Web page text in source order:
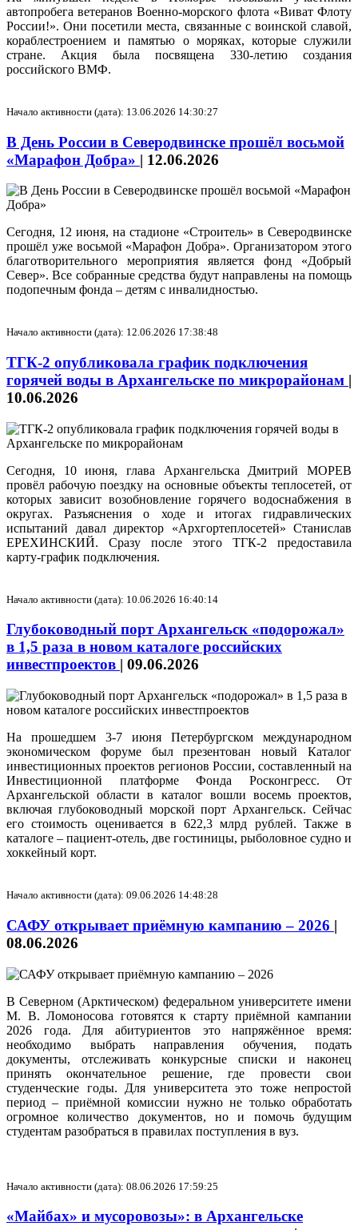
автопробега ветеранов Военно-морского флота «Виват Флоту
России!». Они посетили места, связанные с воинской славой,
кораблестроением и памятью о моряках, которые служили
стране. Акция была посвящена 330-летию создания
российского ВМФ.
Начало активности (дата): 13.06.2026 14:30:27
В День России в Северодвинске прошёл восьмой
«Марафон Добра» | 12.06.2026
Сегодня, 12 июня, на стадионе «Строитель» в Северодвинске
прошёл уже восьмой «Марафон Добра». Организатором этого
благотворительного мероприятия является фонд «Добрый
Север». Все собранные средства будут направлены на помощь
подопечным фонда – детям с инвалидностью.
Начало активности (дата): 12.06.2026 17:38:48
ТГК-2 опубликовала график подключения
горячей воды в Архангельске по микрорайонам |
10.06.2026
Сегодня, 10 июня, глава Архангельска Дмитрий МОРЕВ
провёл рабочую поездку на основные объекты теплосетей, от
которых зависит возобновление горячего водоснабжения в
округах. Разъяснения о ходе и итогах гидравлических
испытаний давал директор «Архгортеплосетей» Станислав
ЕРЕХИНСКИЙ. Сразу после этого ТГК-2 предоставила
карту-график подключения.
Начало активности (дата): 10.06.2026 16:40:14
Глубоководный порт Архангельск «подорожал»
в 1,5 раза в новом каталоге российских
инвестпроектов | 09.06.2026
На прошедшем 3-7 июня Петербургском международном
экономическом форуме был презентован новый Каталог
инвестиционных проектов регионов России, составленный на
Инвестиционной платформе Фонда Росконгресс. От
Архангельской области в каталог вошли восемь проектов,
включая глубоководный морской порт Архангельск. Сейчас
его стоимость оценивается в 622,3 млрд рублей. Также в
каталоге – пациент-отель, две гостиницы, рыболовное судно и
хоккейный корт.
Начало активности (дата): 09.06.2026 14:48:28
САФУ открывает приёмную кампанию – 2026 |
08.06.2026
В Северном (Арктическом) федеральном университете имени
М. В. Ломоносова готовятся к старту приёмной кампании
2026 года. Для абитуриентов это напряжённое время:
необходимо выбрать направления обучения, подать
документы, отслеживать конкурсные списки и наконец
принять окончательное решение, где провести свои
студенческие годы. Для университета это тоже непростой
период – приёмной комиссии нужно не только обработать
огромное количество документов, но и помочь будущим
студентам разобраться в правилах поступления в вуз.
Начало активности (дата): 08.06.2026 17:59:25
«Майбах» и мусоровозы»: в Архангельске